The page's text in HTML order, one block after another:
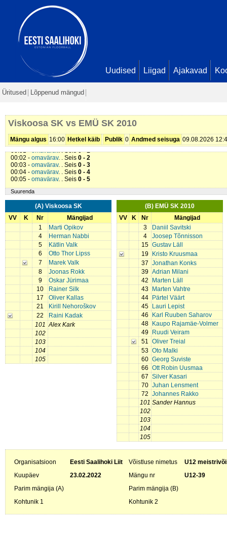
Uudised Liigad Ajakavad
Üritused Lõppenud mängud
Viskoosa SK vs EMÜ SK 2010
Mängu algus 16:00 Hetkel käib Publik 0 Andmed seisuga 09.08.2026
00:01 -omavärav. . Seis0 - 1
00:02 - omavärav. . Seis 0 - 2
00:03 - omavärav. . Seis 0 - 3
00:04 - omavärav. . Seis 0 - 4
00:05 - omavärav. . Seis 0 - 5
Suurenda
(A) Viskoosa SK
VV
K Nr
Mängijad
1
Marti Opikov
4
Herman Nabbi
5
Kätlin Valk
6
Otto Thor Lipss
7
Marek Valk
8
Joonas Rokk
9
Oskar Jürimaa
10
Rainer Silk
17
Oliver Kallas
21
Kirill Nehoroškov
22
Raini Kadak
101 Alex Kark
102
103
104
105
(B) EMÜ SK 2010
VV
K Nr
Mängijad
3
Daniil Savitski
4
Joosep Tõnnisson
15 Gustav Läll
19
Kristo Kruusmaa
37 Jonathan Konks
39 Adrian Milani
42
Marten Läll
43
Marten Vahtre
44
Pärtel Väärt
45
Lauri Lepist
46
Karl Ruuben Saharov
48
Kaupo Rajamäe-Volmer
49
Ruudi Veiram
51 Oliver Treial
53 Oto Malki
60 Georg Suviste
66 Ott Robin Uusmaa
67 Silver Kasari
70 Juhan Lensment
72 Johannes Rakko
101 Sander Hannus
102
103
104
105
Organisatsioon Eesti Saalihoki Liit Võistluse nimetus
U12
Kuupäev
23.02.2022 Mängu nr
U12-39
Parim mängija (A)
Parim mängija (B)
Kohtunik 1
Kohtunik 2